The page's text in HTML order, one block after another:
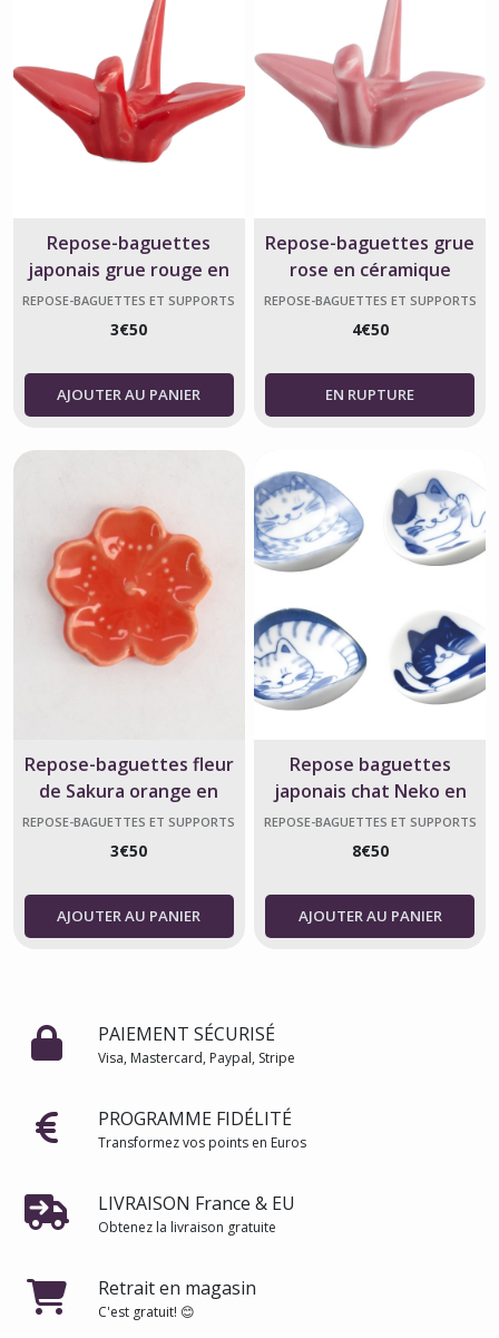
Repose-baguettes
japonais grue rouge en
céramique
REPOSE-BAGUETTES ET SUPPORTS
3€50
AJOUTER AU PANIER
Repose-baguettes grue
rose en céramique
japonaise
REPOSE-BAGUETTES ET SUPPORTS
4€50
Repose-baguettes fleur
de Sakura orange en
céramique
REPOSE-BAGUETTES ET SUPPORTS
3€50
AJOUTER AU PANIER
Repose baguettes
japonais chat Neko en
porcelaine de Gifu
REPOSE-BAGUETTES ET SUPPORTS
8€50
AJOUTER AU PANIER
PAIEMENT SÉCURISÉ
Visa, Mastercard, Paypal, Stripe
PROGRAMME FIDÉLITÉ
Transformez vos points en Euros
LIVRAISON France & EU
Obtenez la livraison gratuite
Retrait en magasin
C'est gratuit! 😊